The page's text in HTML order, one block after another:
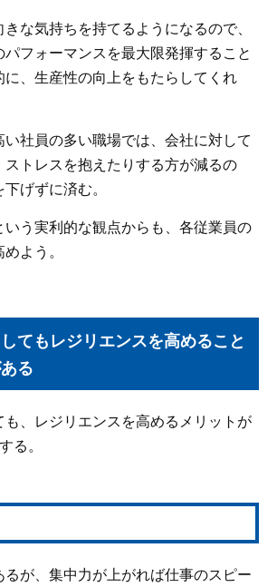
な気持ちを持てるようになるので、
フォーマンスを最大限発揮すること
、生産性の向上をもたらしてくれ
社員の多い職場では、会社に対して
トレスを抱えたりする方が減るの
げずに済む。
う実利的な観点からも、各従業員の
よう。
てもレジリエンスを高めること
る
、レジリエンスを高めるメリットが
る。
るが、集中力が上がれば仕事のスピー